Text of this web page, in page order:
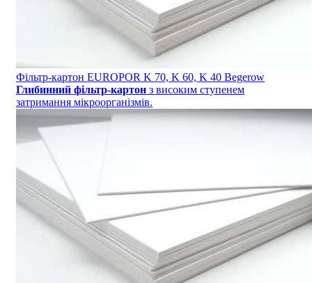
Фільтр-картон EUROPOR K 70, K 60, K 40 Begerow
Глибинний фільтр-картон з високим ступенем
затримання мікроорганізмів.